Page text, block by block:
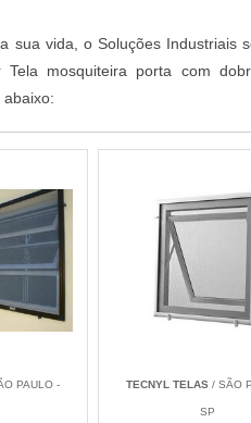
sua vida, o Soluções Industriais
Tela mosquiteira porta com
abaixo:
PAULO - TECNYL TELAS / SÃO
SP